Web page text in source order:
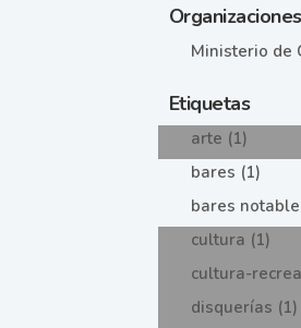
Organizaciones
Ministerio de
Etiquetas
arte (1)
bares (1)
bares
cultura (1)
cultura-
disquerías (1)